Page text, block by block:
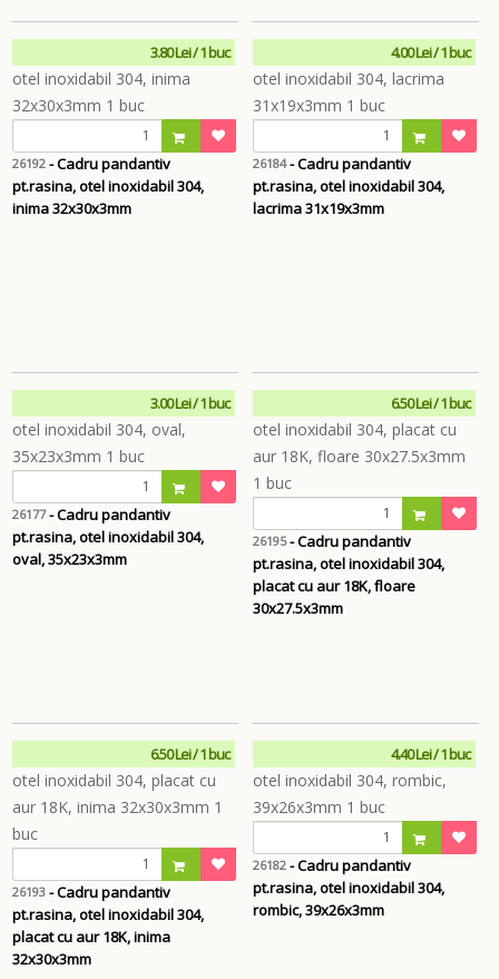
3.80 Lei / 1 buc
26192 - Cadru pandantiv
pt.rasina, otel inoxidabil 304,
inima 32x30x3mm
4.00 Lei / 1 buc
26184- Cadru pandantiv
pt.rasina, otel inoxidabil 304,
lacrima 31x19x3mm
3.00 Lei / 1 buc
26177- Cadru pandantiv
pt.rasina, otel inoxidabil 304,
oval, 35x23x3mm
6.50 Lei / 1 buc
26195- Cadru pandantiv
pt.rasina, otel inoxidabil 304,
placat cu aur 18K, floare
30x27.5x3mm
6.50 Lei / 1 buc
26193 - Cadru pandantiv
pt.rasina, otel inoxidabil 304,
placat cu aur 18K, inima
32x30x3mm
4.40 Lei / 1 buc
26182- Cadru pandantiv
pt.rasina, otel inoxidabil 304,
rombic, 39x26x3mm